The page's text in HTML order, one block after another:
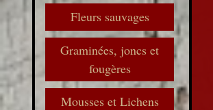
Fleurs sauvages
Graminées, joncs et
fougères
Mousses et Lichens